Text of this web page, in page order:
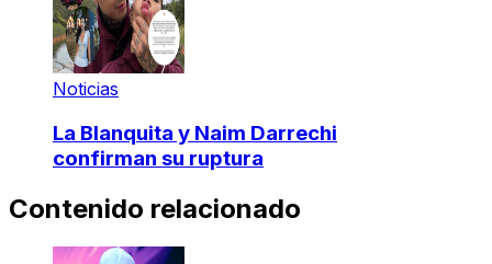
Noticias
La Blanquita y Naim Darrechi
confirman su ruptura
Contenido relacionado